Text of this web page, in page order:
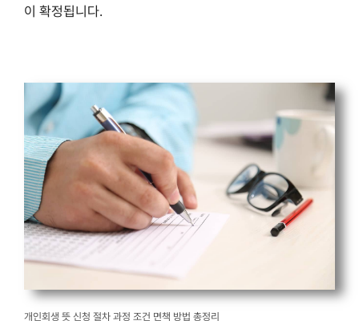
이 확정됩니다.
개인회생 뜻 신청 절차 과정 조건 면책 방법 총정리